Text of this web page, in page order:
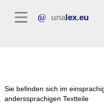
unalex.eu
Sie befinden sich im
anderssprachigen Textteile